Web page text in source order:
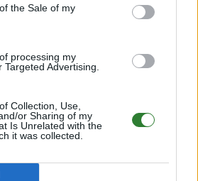
the Sale of my
processing my
Advertising.
Collection, Use,
or Sharing of my
Is Unrelated with the
it was collected.
- the friendly Ark